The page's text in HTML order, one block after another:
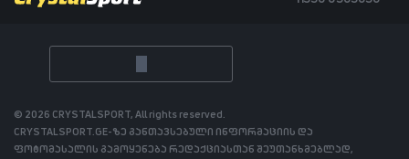
© 2026 CRYSTALSPORT, All rights reserved.
CRYSTALSPORT.GE-ზე განთავსებული ინფორმაციის და
ფოტომასალის გამოყენება რედაქციასთან შეუთანხმებლად,